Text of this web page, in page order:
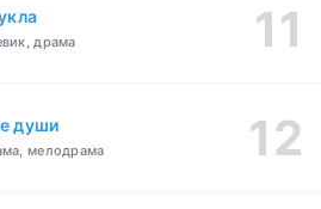
драма
души
мелодрама